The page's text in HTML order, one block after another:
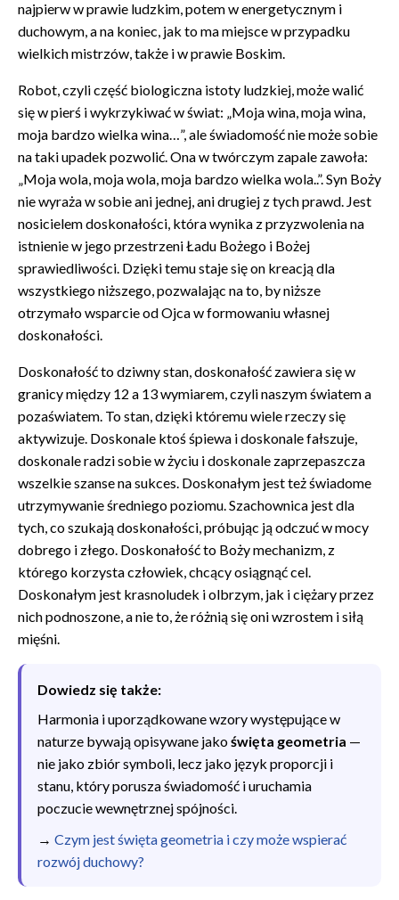
najpierw w prawie ludzkim, potem w energetycznym i
duchowym, a na koniec, jak to ma miejsce w przypadku
wielkich mistrzów, także i w prawie Boskim.
Robot, czyli część biologiczna istoty ludzkiej, może walić
się w pierś i wykrzykiwać w świat: „Moja wina, moja wina,
moja bardzo wielka wina…”, ale świadomość nie może sobie
na taki upadek pozwolić. Ona w twórczym zapale zawoła:
„Moja wola, moja wola, moja bardzo wielka wola..”. Syn Boży
nie wyraża w sobie ani jednej, ani drugiej z tych prawd. Jest
nosicielem doskonałości, która wynika z przyzwolenia na
istnienie w jego przestrzeni Ładu Bożego i Bożej
sprawiedliwości. Dzięki temu staje się on kreacją dla
wszystkiego niższego, pozwalając na to, by niższe
otrzymało wsparcie od Ojca w formowaniu własnej
doskonałości.
Doskonałość to dziwny stan, doskonałość zawiera się w
granicy między 12 a 13 wymiarem, czyli naszym światem a
pozaświatem. To stan, dzięki któremu wiele rzeczy się
aktywizuje. Doskonale ktoś śpiewa i doskonale fałszuje,
doskonale radzi sobie w życiu i doskonale zaprzepaszcza
wszelkie szanse na sukces. Doskonałym jest też świadome
utrzymywanie średniego poziomu. Szachownica jest dla
tych, co szukają doskonałości, próbując ją odczuć w mocy
dobrego i złego. Doskonałość to Boży mechanizm, z
którego korzysta człowiek, chcący osiągnąć cel.
Doskonałym jest krasnoludek i olbrzym, jak i ciężary przez
nich podnoszone, a nie to, że różnią się oni wzrostem i siłą
mięśni.
Dowiedz się także:
Harmonia i uporządkowane wzory występujące w
naturze bywają opisywane jakoświęta geometria —
nie jako zbiór symboli, lecz jako język proporcji i
stanu, który porusza świadomość i uruchamia
poczucie wewnętrznej spójności.
→ Czym jest święta geometria i czy może wspierać
rozwój duchowy?